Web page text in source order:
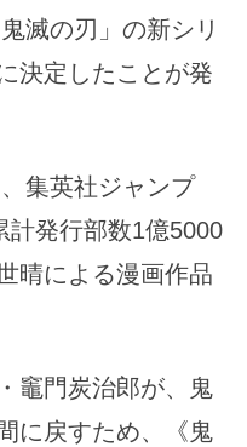
滅の刃」の新シリ
決定したことが発
集英社ジャンプ
計発行部数1億5000
晴による漫画作品
竈門炭治郎が、鬼
に戻すため、《鬼